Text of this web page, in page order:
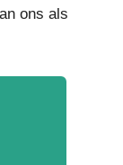
ons als